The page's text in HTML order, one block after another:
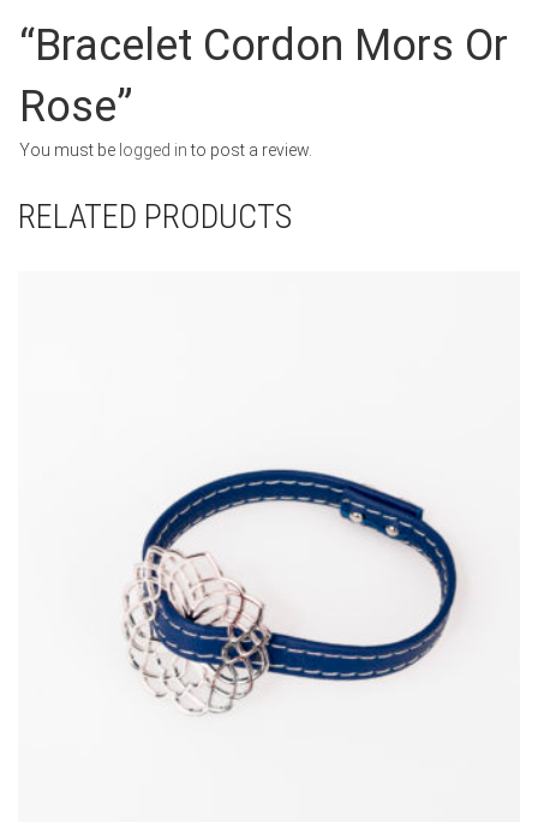
“Bracelet Cordon Mors Or
Rose”
You must be logged into post a review.
RELATED PRODUCTS